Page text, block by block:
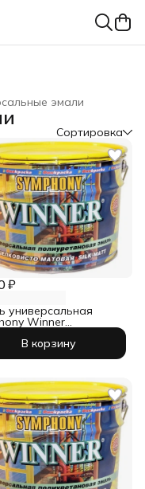
эмали
Сортировка
₽
универсальная
Winner
матовый база
В корзину